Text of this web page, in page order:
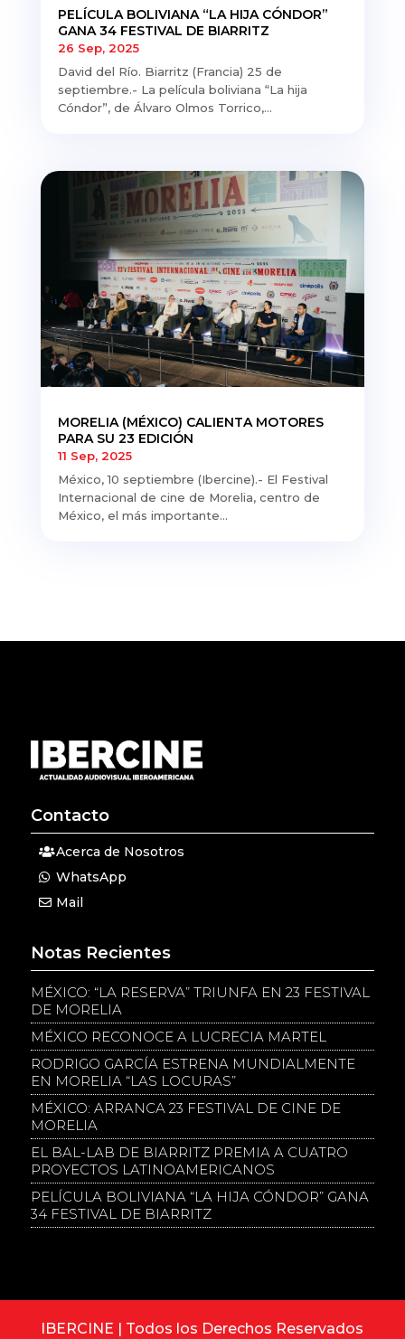
PELÍCULA BOLIVIANA “LA HIJA CÓNDOR”
GANA 34 FESTIVAL DE BIARRITZ
26 Sep, 2025
David del Río. Biarritz (Francia) 25 de
septiembre.- La película boliviana “La hija
Cóndor”, de Álvaro Olmos Torrico,...
MORELIA (MÉXICO) CALIENTA MOTORES
PARA SU 23 EDICIÓN
11 Sep, 2025
México, 10 septiembre (Ibercine).- El Festival
Internacional de cine de Morelia, centro de
México, el más importante...
Contacto
Acerca de Nosotros
WhatsApp
Mail
Notas Recientes
MÉXICO: “LA RESERVA” TRIUNFA EN 23 FESTIVAL
DE MORELIA
MÉXICO RECONOCE A LUCRECIA MARTEL
RODRIGO GARCÍA ESTRENA MUNDIALMENTE
EN MORELIA “LAS LOCURAS”
MÉXICO: ARRANCA 23 FESTIVAL DE CINE DE
MORELIA
EL BAL-LAB DE BIARRITZ PREMIA A CUATRO
PROYECTOS LATINOAMERICANOS
PELÍCULA BOLIVIANA “LA HIJA CÓNDOR” GANA
34 FESTIVAL DE BIARRITZ
IBERCINE | Todos los Derechos Reservados